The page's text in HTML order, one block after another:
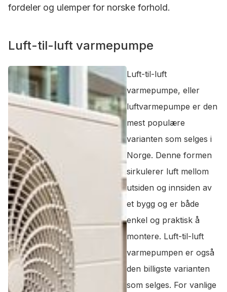
fordeler og ulemper for norske forhold.
Luft-til-luft varmepumpe
Luft-til-luft
varmepumpe, eller
luftvarmepumpe er den
mest populære
varianten som selges i
Norge. Denne formen
sirkulerer luft mellom
utsiden og innsiden av
et bygg og er både
enkel og praktisk å
montere. Luft-til-luft
varmepumpen er også
den billigste varianten
som selges. For vanlige